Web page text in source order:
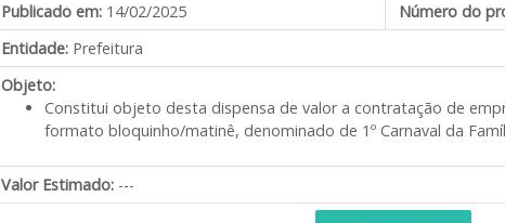
Publicado em: 14/02/2025
Número do
Entidade: Prefeitura
Objeto:
Constitui objeto desta dispensa de valor a contratação de
formato bloquinho/matinê, denominado de 1º Carnaval da
Valor Estimado: ---